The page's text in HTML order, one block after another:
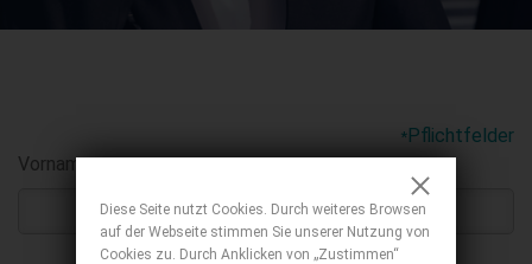
*Pflichtfelder
Vorname :
Diese Seite nutzt Cookies. Durch weiteres Browsen
auf der Webseite stimmen Sie unserer Nutzung von
Cookies zu. Durch Anklicken von „Zustimmen“